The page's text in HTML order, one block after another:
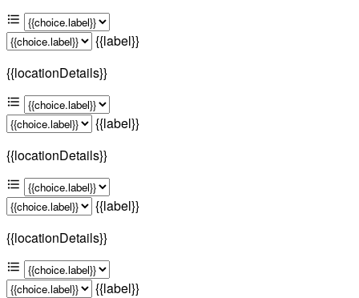
{{label}}
{{locationDetails}}
{{label}}
{{locationDetails}}
{{label}}
{{locationDetails}}
{{label}}